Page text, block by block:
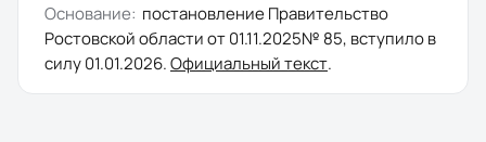
Основание: постановлениеПравительство
Ростовской областиот01.11.2025№ 85, вступило в
силу01.01.2026.Официальный текст.